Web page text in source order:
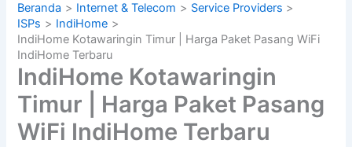
Beranda Internet & Telecom
Service Providers
ISPs
IndiHome
IndiHome Kotawaringin Timur | Harga Paket Pasang WiFi
IndiHome Terbaru
IndiHome Kotawaringin
Timur | Harga Paket Pasang
WiFi IndiHome Terbaru